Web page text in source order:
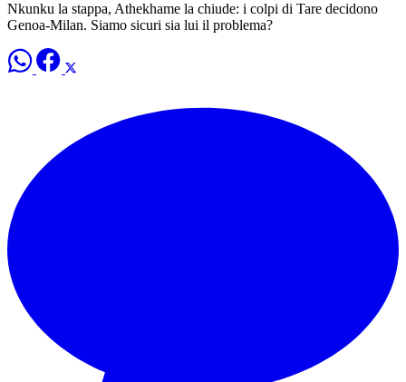
Nkunku la stappa, Athekhame la chiude: i colpi di Tare decidono
Genoa-Milan. Siamo sicuri sia lui il problema?